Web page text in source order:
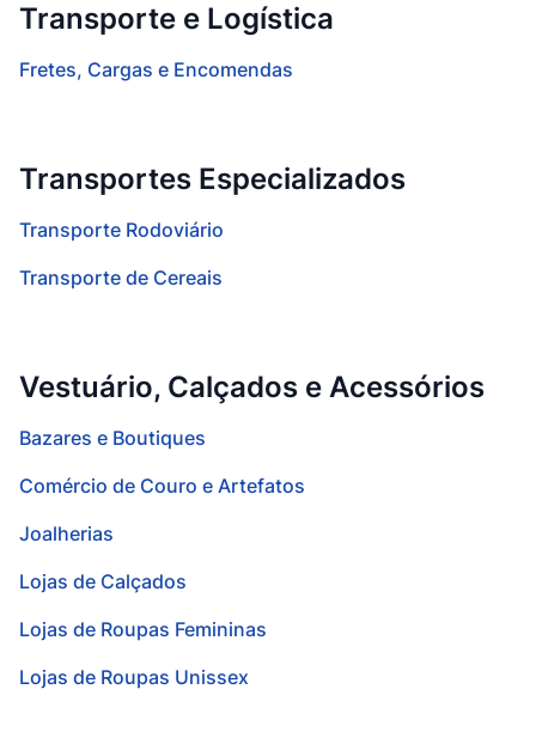
Transporte e Logística
Fretes, Cargas e Encomendas
Transportes Especializados
Transporte Rodoviário
Transporte de Cereais
Vestuário, Calçados e Acessórios
Bazares e Boutiques
Comércio de Couro e Artefatos
Joalherias
Lojas de Calçados
Lojas de Roupas Femininas
Lojas de Roupas Unissex